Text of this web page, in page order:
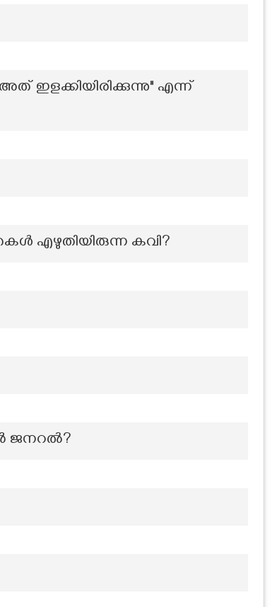
അത് ഇളക്കിയിരിക്കുന്നു" എന്ന്
എഴുതിയിരുന്ന കവി?
ജനറൽ?